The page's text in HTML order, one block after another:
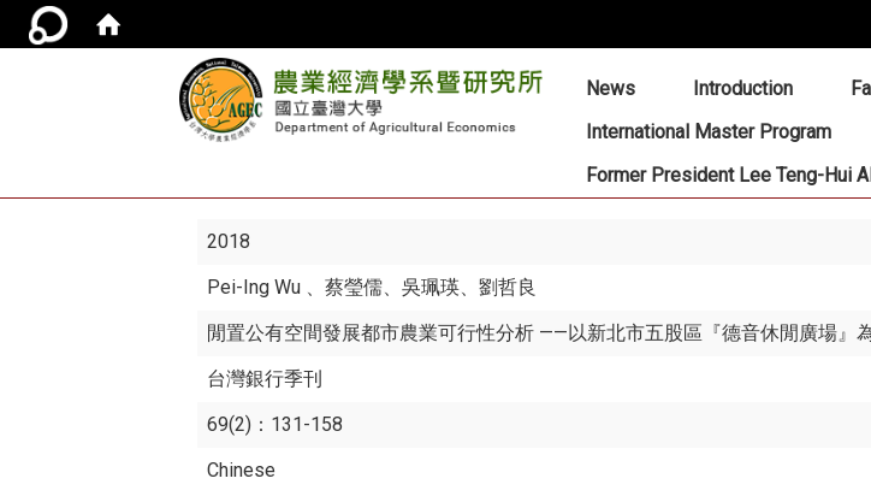
::: News Introduction
International Master Program
Former President Lee Teng-Hui
2018
Pei-Ing Wu 、蔡瑩儒、吳珮瑛、劉哲良
閒置公有空間發展都市農業可行性分析 ——以新北市五股區『德音休閒廣場』
台灣銀行季刊
69(2)：131-158
Chinese